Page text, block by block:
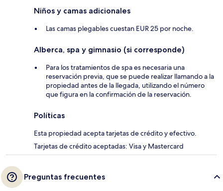
Niños y camas adicionales
Las camas plegables cuestan EUR 25 por noche.
Alberca, spa y gimnasio (si corresponde)
Para los tratamientos de spa es necesaria una
reservación previa, que se puede realizar llamando a la
propiedad antes de la llegada, utilizando el número
que figura en la confirmación de la reservación.
Políticas
Esta propiedad acepta tarjetas de crédito y efectivo.
Tarjetas de crédito aceptadas: Visa y Mastercard
Preguntas frecuentes